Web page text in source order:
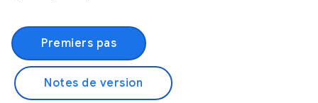
Premiers pas
Notes de version